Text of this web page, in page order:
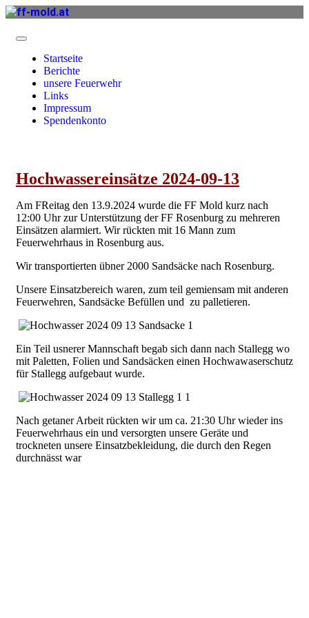
Startseite
Berichte
unsere Feuerwehr
Links
Impressum
Spendenkonto
Hochwassereinsätze 2024-09-13
Am FReitag den 13.9.2024 wurde die FF Mold kurz nach
12:00 Uhr zur Unterstützung der FF Rosenburg zu mehreren
Einsätzen alarmiert. Wir rückten mit 16 Mann zum
Feuerwehrhaus in Rosenburg aus.
Wir transportierten übner 2000 Sandsäcke nach Rosenburg.
Unsere Einsatzbereich waren, zum teil gemiensam mit anderen
Feuerwehren, Sandsäcke Befüllen und zu palletieren.
Ein Teil usnerer Mannschaft begab sich dann nach Stallegg wo
mit Paletten, Folien und Sandsäcken einen Hochwawaserschutz
für Stallegg aufgebaut wurde.
Nach getaner Arbeit rückten wir um ca. 21:30 Uhr wieder ins
Feuerwehrhaus ein und versorgten unsere Geräte und
trockneten unsere Einsatzbekleidung, die durch den Regen
durchnässt war